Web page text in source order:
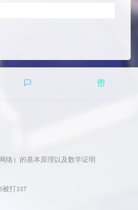
络）的基本原理以及数学证明
被打33T